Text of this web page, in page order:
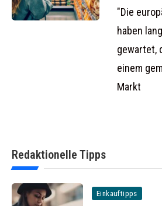
"Die
haben
gewartet,
einem
Markt
Redaktionelle Tipps
Einkauftipps